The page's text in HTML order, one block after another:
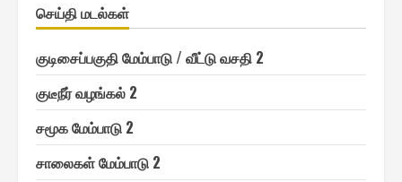
செய்தி மடல்௧ள்
குடிசைப்பகுதி மேம்பாடு / வீட்டு வசதி 2
குடீநீர் வழங்௧ல் 2
சமூ௧ மேம்பாடு 2
சாலை௧ள் மேம்பாடு 2